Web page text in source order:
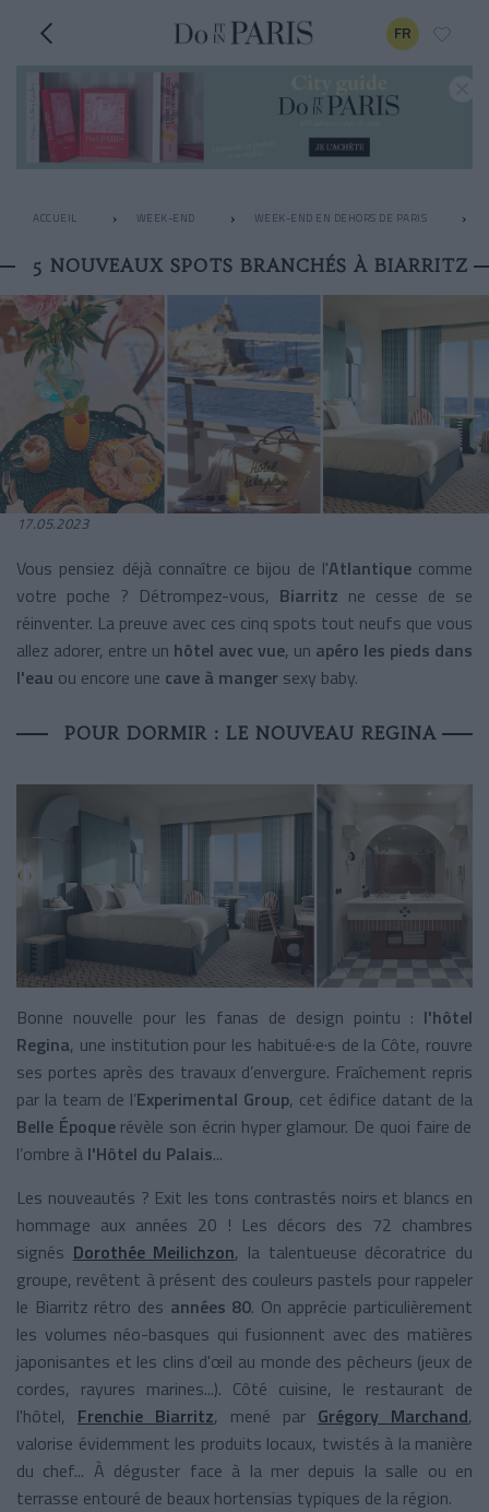
FR
ACCUEIL WEEK-END WEEK-END EN DEHORS DE PARIS
5 NOUVEAUX SPOTS BRANCHÉS À BIARRITZ
17.05.2023
Vous pensiez déjà connaître ce bijou de l'Atlantiquecomme
votre poche ? Détrompez-vous, Biarritz ne cesse de se
réinventer. La preuve avec ces cinq spots tout neufs que vous
allez adorer, entre un hôtel avec vue, un apéro les pieds dans
l'eau ou encore une cave à manger sexy baby.
POUR DORMIR : LE NOUVEAU REGINA
Bonne nouvelle pour les fanas de design pointu : l'hôtel
Regina, une institution pour les habitué·e·s de la Côte, rouvre
ses portes après des travaux d’envergure. Fraîchement repris
par la team de l’Experimental Group, cet édifice datant de la
Belle Époquerévèle son écrin hyper glamour. De quoi faire de
l’ombre à l'Hôtel du Palais...
Les nouveautés ? Exit les tons contrastés noirs et blancs en
hommage aux années 20 ! Les décors des 72 chambres
signés Dorothée Meilichzon, la talentueuse décoratrice du
groupe, revêtent à présent des couleurs pastels pour rappeler
le Biarritz rétro des années 80. On apprécie particulièrement
les volumes néo-basques qui fusionnent avec des matières
japonisantes et les clins d'œil au monde des pêcheurs (jeux de
cordes, rayures marines...). Côté cuisine, le restaurant de
l'hôtel, Frenchie Biarritz, mené par Grégory Marchand,
valorise évidemment les produits locaux, twistés à la manière
du chef... À déguster face à la mer depuis la salle ou en
terrasse entouré de beaux hortensias typiques de la région.